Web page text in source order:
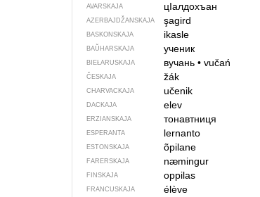
AVARSKAJA цIалдохъан
AZERBAJDŽAN­SKAJA şagird
BASKONSKAJA ikasle
BAŬHARSKAJA ученик
BIEŁARUSKAJA вучань •vučań
ČESKAJA žák
CHARVACKAJA učenik
DACKAJA elev
ERZIANSKAJA тонавтниця
ESPERANTA lernanto
ESTONSKAJA õpilane
FARERSKAJA næmingur
FINSKAJA oppilas
FRANCUSKAJA élève